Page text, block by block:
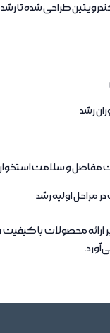
رشد
مفاصل و سلامت
مراحل اولیه رشد
ارائه محصولات با کیفیت